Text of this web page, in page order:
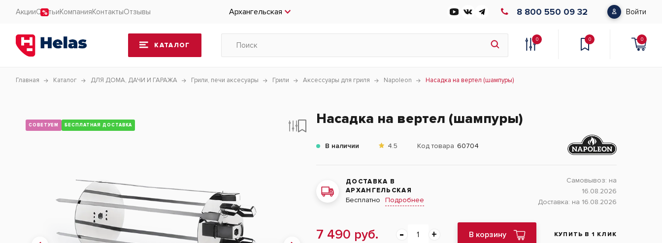
АкцииСтатьиКомпанияКонтактыОтзывы Архангельская 8 800 550 09 32 Войти
КАТАЛОГ
0 0 0
Главная Каталог ДЛЯ ДОМА, ДАЧИ И ГАРАЖА Грили, печи аксесуары Грили Аксессуары для гриля Napoleon Насадка на вертел (шампуры)
СОВЕТУЕМ БЕСПЛАТНАЯ ДОСТАВКА Насадка на вертел (шампуры)
В наличии 4.5 Код товара 60704
ДОСТАВКА В
АРХАНГЕЛЬСКАЯ
Бесплатно Подробнее
Самовывоз: на
16.08.2026
Доставка: на 16.08.2026
7 490 руб. В корзину КУПИТЬ В 1 КЛИК